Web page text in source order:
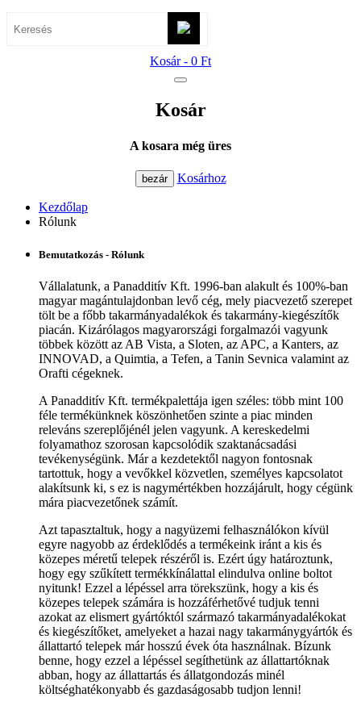
Kosár - 0 Ft
Kosár
A kosara még üres
bezár Kosárhoz
Kezdőlap
Rólunk
Bemutatkozás - Rólunk
Vállalatunk, a Panadditív Kft. 1996-ban alakult és 100%-ban
magyar magántulajdonban levő cég, mely piacvezető szerepet
tölt be a főbb takarmányadalékok és takarmány-kiegészítők
piacán. Kizárólagos magyarországi forgalmazói vagyunk
többek között az AB Vista, a Sloten, az APC, a Kanters, az
INNOVAD, a Quimtia, a Tefen, a Tanin Sevnica valamint az
Orafti cégeknek.
A Panadditív Kft. termékpalettája igen széles: több mint 100
féle termékünknek köszönhetően szinte a piac minden
releváns szereplőjénél jelen vagyunk. A kereskedelmi
folyamathoz szorosan kapcsolódik szaktanácsadási
tevékenységünk. Már a kezdetektől nagyon fontosnak
tartottuk, hogy a vevőkkel közvetlen, személyes kapcsolatot
alakítsunk ki, s ez is nagymértékben hozzájárult, hogy cégünk
mára piacvezetőnek számít.
Azt tapasztaltuk, hogy a nagyüzemi felhasználókon kívül
egyre nagyobb az érdeklődés a termékeink iránt a kis és
közepes méretű telepek részéről is. Ezért úgy határoztunk,
hogy egy szűkített termékkínálattal elindulva online boltot
nyitunk! Ezzel a lépéssel arra törekszünk, hogy a kis és
közepes telepek számára is hozzáférhetővé tudjuk tenni
azokat az elismert gyártóktól származó takarmányadalékokat
és kiegészítőket, amelyeket a hazai nagy takarmánygyártók és
állattartó telepek már hosszú évek óta használnak. Bízunk
benne, hogy ezzel a lépéssel segíthetünk az állattartóknak
abban, hogy az állattartás és állatgondozás minél
költséghatékonyabb és gazdaságosabb tudjon lenni!